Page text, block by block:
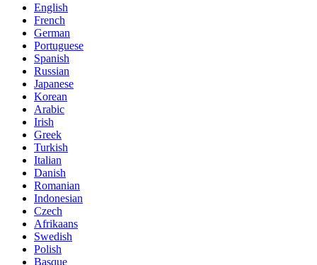
English
French
German
Portuguese
Spanish
Russian
Japanese
Korean
Arabic
Irish
Greek
Turkish
Italian
Danish
Romanian
Indonesian
Czech
Afrikaans
Swedish
Polish
Basque